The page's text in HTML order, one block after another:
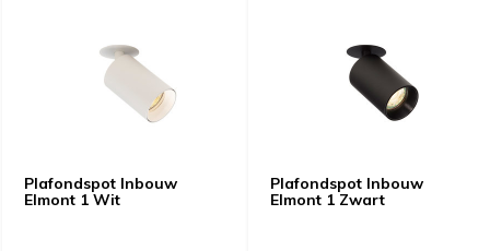
Plafondspot Inbouw
Elmont 1 Wit
Plafondspot Inbouw
Elmont 1 Zwart